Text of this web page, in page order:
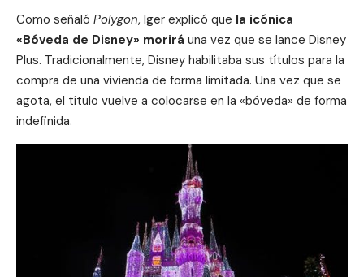
Como señaló Polygon, Iger explicó que la icónica
«Bóveda de Disney» morirá una vez que se lance Disney
Plus. Tradicionalmente, Disney habilitaba sus títulos para la
compra de una vivienda de forma limitada. Una vez que se
agota, el título vuelve a colocarse en la «bóveda» de forma
indefinida.